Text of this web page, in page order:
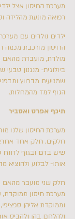
מערכת החיסון אצל
רפואה מונעת מהלידה
ילדים נולדים עם
החיסון מורכבת מכמה
מולדת, מועברת
ביולוגית- מנגנון טבעי
שמגיעים מבחוץ
הגוף למד מהמחלות.
תיכף אפרט ואסביר
מערכת החיסון שלנו
חלקים. חלק אחד
שיש בדם ובגוף לדווח
אותו- לבלוע ולהוציא
חלק שני מועבר
מערכת חיסון
וממוקדת אליהן
ולהלחם בהן ולהביס